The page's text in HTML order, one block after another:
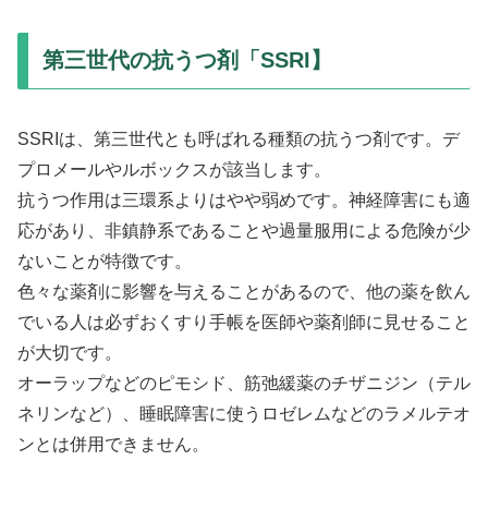
第三世代の抗うつ剤「SSRI】
SSRIは、第三世代とも呼ばれる種類の抗うつ剤です。デ
プロメールやルボックスが該当します。
抗うつ作用は三環系よりはやや弱めです。神経障害にも適
応があり、非鎮静系であることや過量服用による危険が少
ないことが特徴です。
色々な薬剤に影響を与えることがあるので、他の薬を飲ん
でいる人は必ずおくすり手帳を医師や薬剤師に見せること
が大切です。
オーラップなどのピモシド、筋弛緩薬のチザニジン（テル
ネリンなど）、睡眠障害に使うロゼレムなどのラメルテオ
ンとは併用できません。